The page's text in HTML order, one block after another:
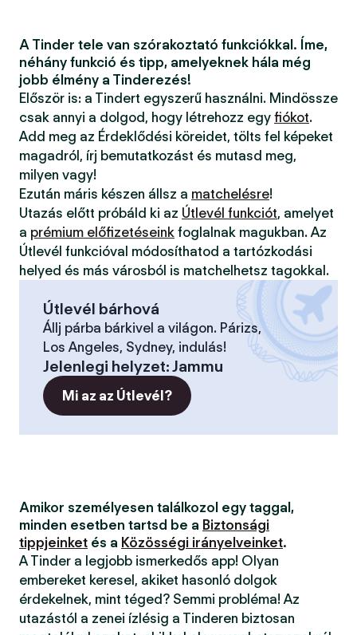
A Tinder tele van szórakoztató funkciókkal. Íme,
néhány funkció és tipp, amelyeknek hála még
jobb élmény a Tinderezés!
Először is: a Tindert egyszerű használni. Mindössze
csak annyi a dolgod, hogy létrehozz egy fiókot.
Add meg az Érdeklődési köreidet, tölts fel képeket
magadról, írj bemutatkozást és mutasd meg,
milyen vagy!
Ezután máris készen állsz a matchelésre!
Utazás előtt próbáld ki az Útlevél funkciót, amelyet
a prémium előfizetéseink foglalnak magukban. Az
Útlevél funkcióval módosíthatod a tartózkodási
helyed és más városból is matchelhetsz tagokkal.
Útlevél bárhová
Állj párba bárkivel a világon. Párizs,
Los Angeles, Sydney, indulás!
Jelenlegi helyzet:Jammu
Mi az az Útlevél?
Amikor személyesen találkozol egy taggal,
minden esetben tartsd be a Biztonsági
tippjeinket és a Közösségi irányelveinket.
A Tinder a legjobb ismerkedős app! Olyan
embereket keresel, akiket hasonló dolgok
érdekelnek, mint téged? Semmi probléma! Az
utazástól a zenei ízlésig a Tinderen biztosan